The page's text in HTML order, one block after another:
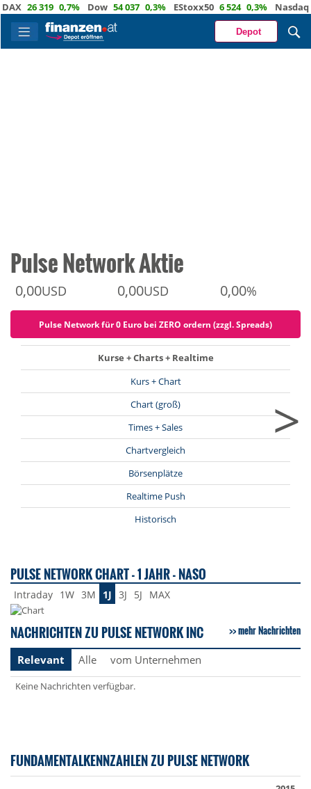
26 319 0,7% Dow 54 037 0,3% EStoxx50 6 524 0,3% Nasdaq 29
Depot
Pulse Network Aktie
0,00USD 0,00USD 0,00%
Pulse Network für 0 Euro bei ZERO ordern (zzgl. Spreads)
Kurse + Charts + Realtime
Kurs + Chart
Chart (groß)
Times + Sales
Chartvergleich
Börsenplätze
Realtime Push
Historisch
>
PULSE NETWORK CHART - 1 JAHR - NASO
Intraday 1W 3M 1J 3J 5J MAX
NACHRICHTEN ZU PULSE NETWORK INC mehr Nachrichten
Relevant Alle vom Unternehmen
Keine Nachrichten verfügbar.
FUNDAMENTALKENNZAHLEN ZU PULSE NETWORK